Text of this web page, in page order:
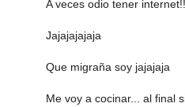
A veces odio tener
Jajajajajaja
Que migraña soy jajajaja
Me voy a cocinar... al final